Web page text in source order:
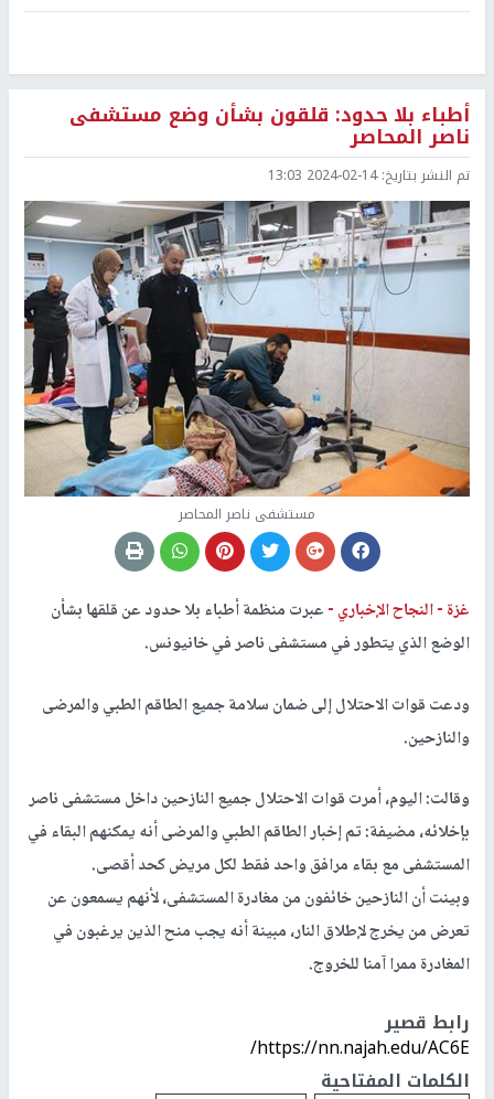
أطباء بلا حدود: قلقون بشأن وضع مستشفى
ناصر المحاصر
تم النشر بتاريخ:2024-02-14 13:03
مستشفى ناصر المحاصر
غزة -النجاح الإخباري -عبرت منظمة أطباء بلا حدود عن قلقها بشأن
الوضع الذي يتطور في مستشفى ناصر في خانيونس.
ودعت قوات الاحتلال إلى ضمان سلامة جميع الطاقم الطبي والمرضى
والنازحين.
وقالت: اليوم، أمرت قوات الاحتلال جميع النازحين داخل مستشفى ناصر
بإخلائه، مضيفة: تم إخبار الطاقم الطبي والمرضى أنه يمكنهم البقاء في
المستشفى مع بقاء مرافق واحد فقط لكل مريض كحد أقصى.
وبينت أن النازحين خائفون من مغادرة المستشفى، لأنهم يسمعون عن
تعرض من يخرج لإطلاق النار، مبينة أنه يجب منح الذين يرغبون في
المغادرة ممرا آمنا للخروج.
رابط قصير
https://nn.najah.edu/AC6E/
الكلمات المفتاحية